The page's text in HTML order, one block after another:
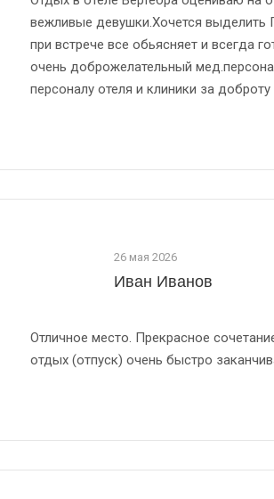
вежливые девушки.Хочется выделить
при встрече все обьясняет и всегда
очень доброжелательный
персоналу отеля и клиники за
26 мая 2026
Иван Иванов
Отличное место. Прекрасное
отдых (отпуск) очень быстро